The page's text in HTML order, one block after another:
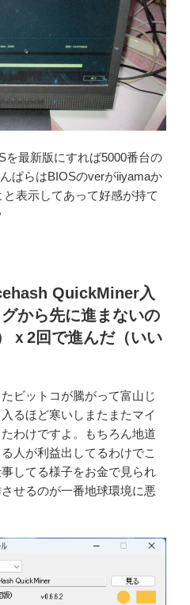
を最新版にすれば5000番台の
ぱらはBIOSのverがiiyamaか
表示してあって好感が持て
QuickMiner入
から先に進まないの
ｘ2回で進んだ（いい
ビットコが騰がって富山じ
るほど寒いしまたまたマイ
わけですよ。もちろん地道
人が利益出してるわけでこ
してる様子をお金で見られ
せるのが一番地球環境に悪